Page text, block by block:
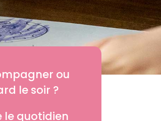
ou
le soir ?
le quotidien